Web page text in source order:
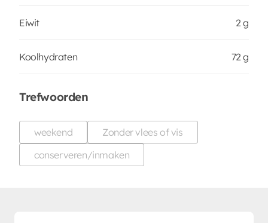
Eiwit 2 g
Koolhydraten 72 g
Trefwoorden
weekend
Zonder vlees of vis
conserveren/inmaken